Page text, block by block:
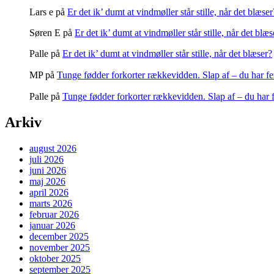
Lars e på Er det ik’ dumt at vindmøller står stille, når det
Søren E på Er det ik’ dumt at vindmøller står stille, når det
Palle på Er det ik’ dumt at vindmøller står stille, når det blæser?
MPpå Tunge fødder forkorter rækkevidden. Slap af – du har
Palle på Tunge fødder forkorter rækkevidden. Slap af – du har
Arkiv
august 2026
juli 2026
juni 2026
maj 2026
april 2026
marts 2026
februar 2026
januar 2026
december 2025
november 2025
oktober 2025
september 2025